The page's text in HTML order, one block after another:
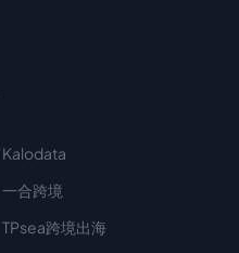
Kalodata
一合跨境
TPsea跨境出海